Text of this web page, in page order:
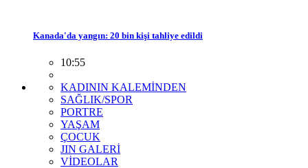
Kanada'da yangın: 20 bin kişi tahliye edildi
10:55
KADININ KALEMİNDEN
SAĞLIK/SPOR
PORTRE
YAŞAM
ÇOCUK
JIN GALERİ
VİDEOLAR